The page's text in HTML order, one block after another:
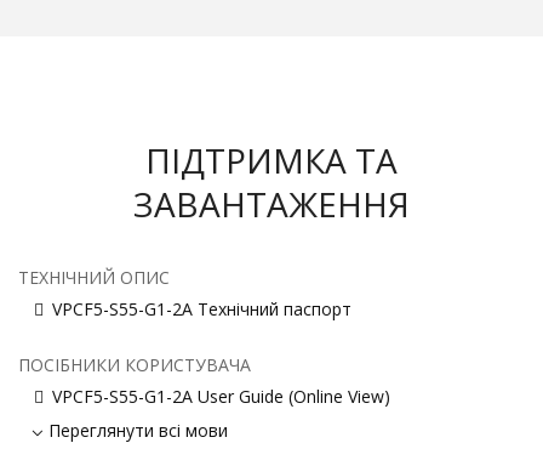
ПІДТРИМКА ТА
ЗАВАНТАЖЕННЯ
ТЕХНІЧНИЙ ОПИС
VPCF5-S55-G1-2A Технічний паспорт
ПОСІБНИКИ КОРИСТУВАЧА
VPCF5-S55-G1-2A User Guide (Online View)
Переглянути всі мови